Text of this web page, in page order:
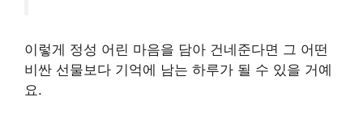
이렇게 정성 어린 마음을 담아 건네준다면 그 어떤
비싼 선물보다 기억에 남는 하루가 될 수 있을 거예
요.